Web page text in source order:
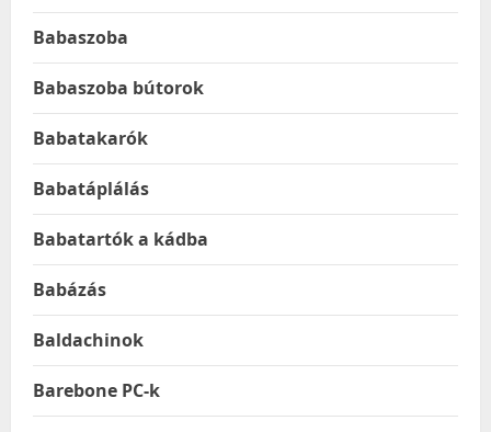
Babaszoba
Babaszoba bútorok
Babatakarók
Babatáplálás
Babatartók a kádba
Babázás
Baldachinok
Barebone PC-k